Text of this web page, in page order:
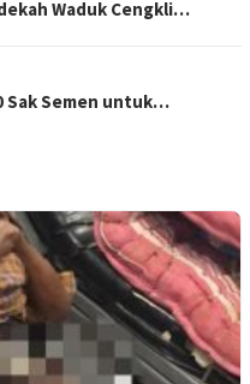
Waduk Cengkli…
Sak Semen untuk…